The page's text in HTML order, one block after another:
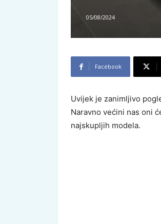
05/08/2024
Facebook
Uvijek je zanimljivo
Naravno većini nas oni
najskupljih modela.